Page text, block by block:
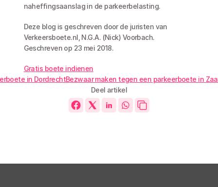
naheffingsaanslag in de parkeerbelasting.
Deze blog is geschreven door de juristen van
Verkeersboete.nl, N.G.A. (Nick) Voorbach.
Geschreven op 23 mei 2018.
Gratis boete indienen
in DordrechtBezwaar maken tegen een parkeerboete in
Deel artikel